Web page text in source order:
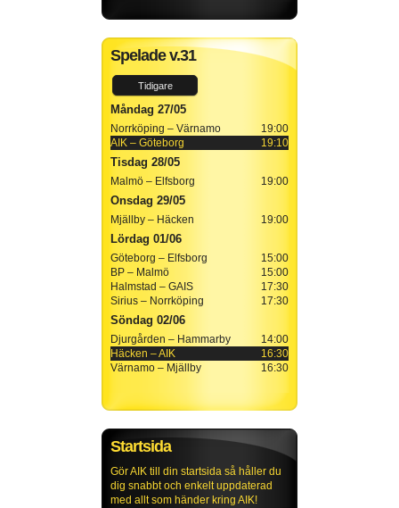
Spelade v.31
Tidigare
Måndag 27/05
19:00
Norrköping – Värnamo
19:10
AIK – Göteborg
Tisdag 28/05
19:00
Malmö – Elfsborg
Onsdag 29/05
19:00
Mjällby – Häcken
Lördag 01/06
15:00
Göteborg – Elfsborg
15:00
BP – Malmö
17:30
Halmstad – GAIS
17:30
Sirius – Norrköping
Söndag 02/06
14:00
Djurgården – Hammarby
16:30
Häcken – AIK
16:30
Värnamo – Mjällby
Startsida
Gör AIK till din startsida så håller du
dig snabbt och enkelt uppdaterad
med allt som händer kring AIK!